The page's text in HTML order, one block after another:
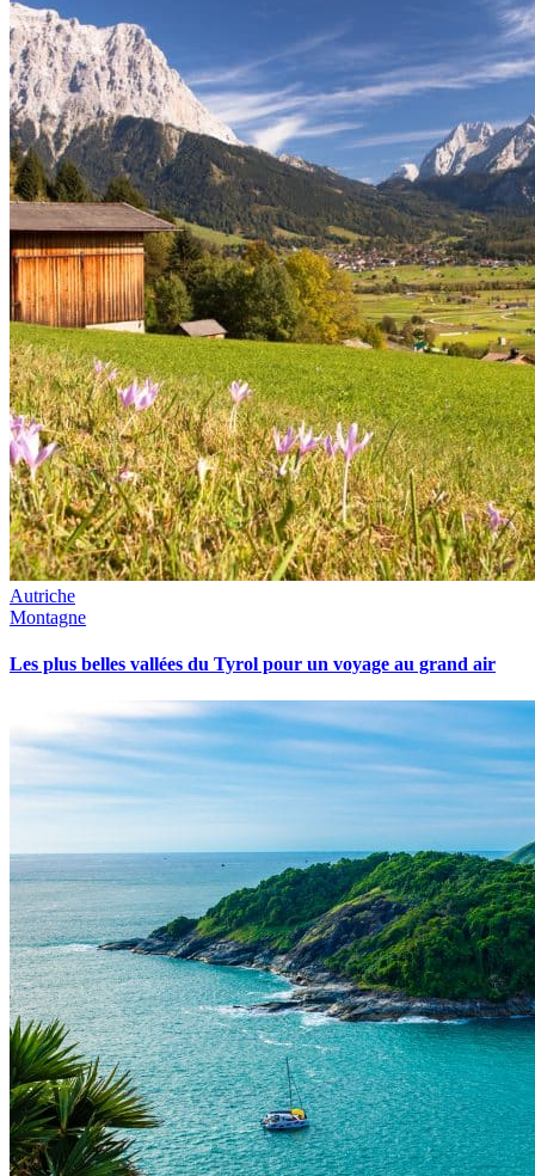
Autriche
Montagne
Les plus belles vallées du Tyrol pour un voyage au grand air